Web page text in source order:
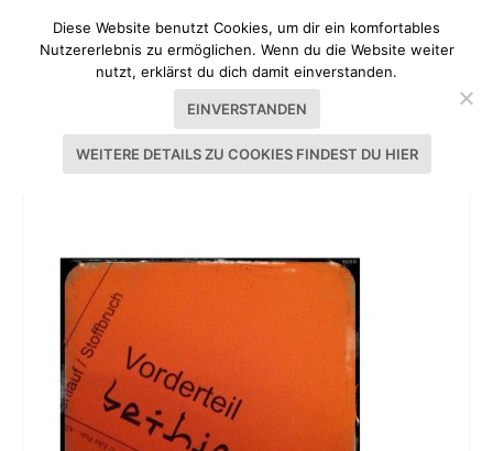
20131026-185010.JPG
Diese Website benutzt Cookies, um dir ein komfortables
Nutzererlebnis zu ermöglichen. Wenn du die Website weiter
nutzt, erklärst du dich damit einverstanden.
EINVERSTANDEN
WEITERE DETAILS ZU COOKIES FINDEST DU HIER